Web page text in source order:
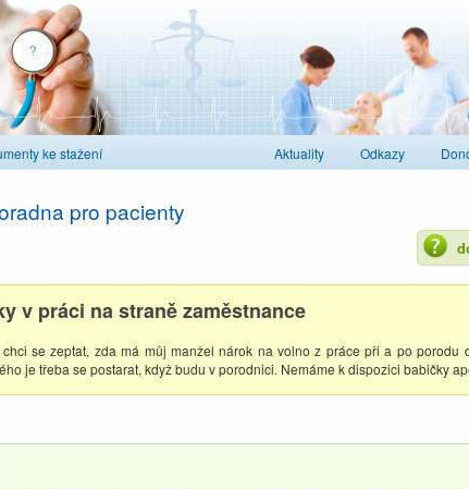
ke stažení Aktuality Odkazy
pro pacienty
v práci na straně zaměstnance
se zeptat, zda má můj manžel nárok na volno z práce při a po porodu
je třeba se postarat, když budu v porodnici. Nemáme k dispozici babičky